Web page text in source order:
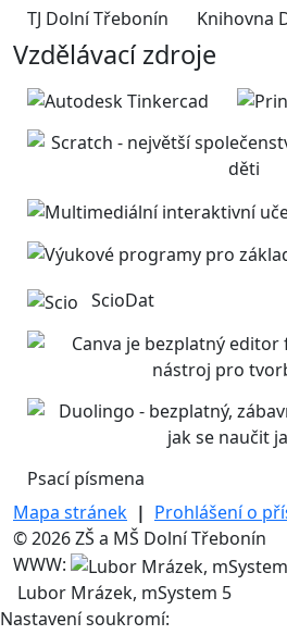
TJ Dolní Třebonín Knihovna
Vzdělávací zdroje
ScioDat
Psací písmena
Mapa stránek | Prohlášení o
© 2026 ZŠ a MŠ Dolní Třebonín
WWW:
Lubor Mrázek, mSystem 5
Nastavení soukromí: